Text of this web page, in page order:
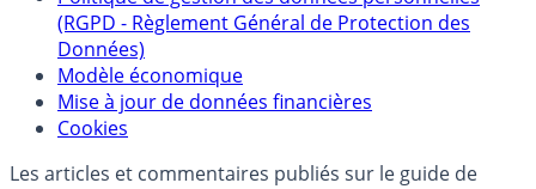
Collecte avis internautes
Politique de gestion des données personnelles
(RGPD - Règlement Général de Protection des
Données)
Modèle économique
Cookies